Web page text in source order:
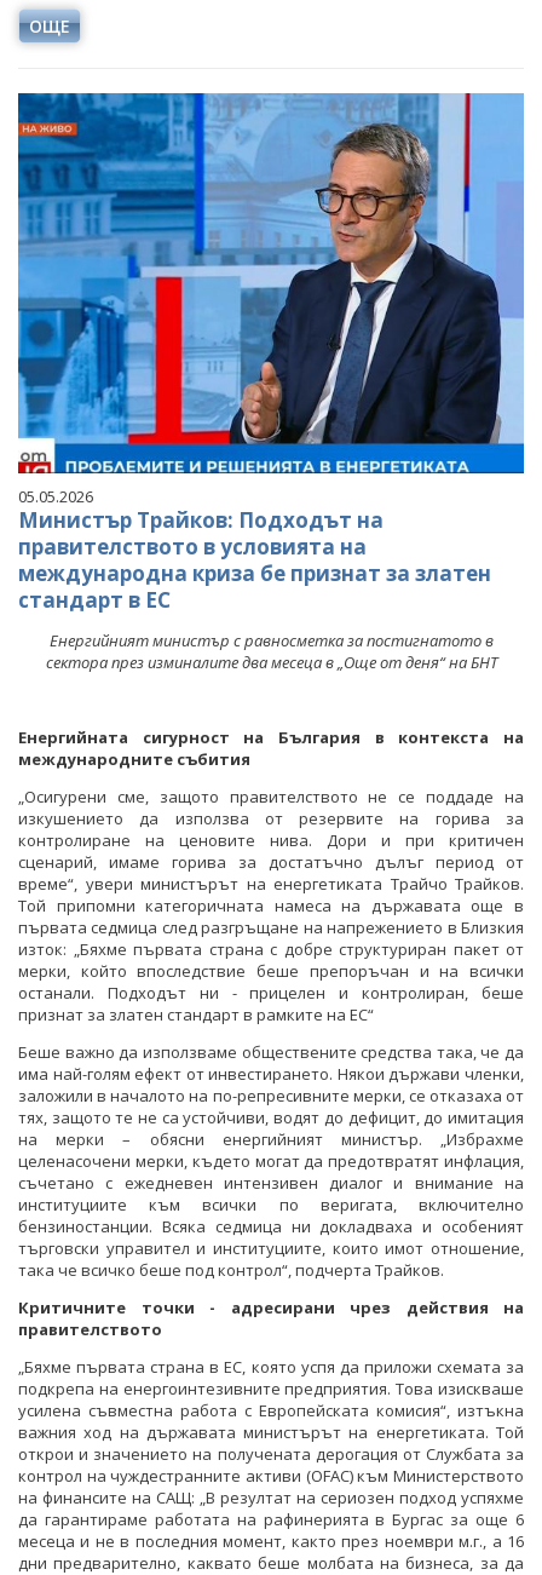
ОЩЕ
05.05.2026
Министър Трайков: Подходът на
правителството в условията на
международна криза бе признат за златен
стандарт в ЕС
Енергийният министър с равносметка за постигнатото в
сектора през изминалите два месеца в „Още от деня“ на БНТ
Енергийната сигурност на България в контекста на
международните събития
„Осигурени сме, защото правителството не се поддаде на
изкушението да използва от резервите на горива за
контролиране на ценовите нива. Дори и при критичен
сценарий, имаме горива за достатъчно дълъг период от
време“, увери министърът на енергетиката Трайчо Трайков.
Той припомни категоричната намеса на държавата още в
първата седмица след разгръщане на напрежението в Близкия
изток: „Бяхме първата страна с добре структуриран пакет от
мерки, който впоследствие беше препоръчан и на всички
останали. Подходът ни - прицелен и контролиран, беше
признат за златен стандарт в рамките на ЕС“
Беше важно да използваме обществените средства така, че да
има най-голям ефект от инвестирането. Някои държави членки,
заложили в началото на по-репресивните мерки, се отказаха от
тях, защото те не са устойчиви, водят до дефицит, до имитация
на мерки – обясни енергийният министър. „Избрахме
целенасочени мерки, където могат да предотвратят инфлация,
съчетано с ежедневен интензивен диалог и внимание на
институциите към всички по веригата, включително
бензиностанции. Всяка седмица ни докладваха и особеният
търговски управител и институциите, които имот отношение,
така че всичко беше под контрол“, подчерта Трайков.
Критичните точки - адресирани чрез действия на
правителството
„Бяхме първата страна в ЕС, която успя да приложи схемата за
подкрепа на енергоинтезивните предприятия. Това изискваше
усилена съвместна работа с Европейската комисия“, изтъкна
важния ход на държавата министърът на енергетиката. Той
открои и значението на получената дерогация от Службата за
контрол на чуждестранните активи (OFAC) към Министерството
на финансите на САЩ: „В резултат на сериозен подход успяхме
да гарантираме работата на рафинерията в Бургас за още 6
месеца и не в последния момент, както през ноември м.г., а 16
дни предварително, каквато беше молбата на бизнеса, за да